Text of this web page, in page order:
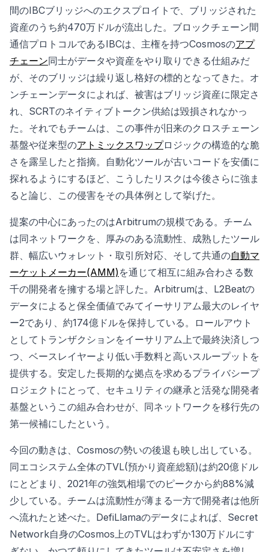
間のIBCブリッジへのエクスプロイトで、ブリッジされた
資産のうち約470万ドルが流出した。ブロックチェーン間
通信プロトコルであるIBCは、主権を持つCosmosのアプ
チェーン同士がデータや資産をやり取りできる仕組みだ
が、そのブリッジは繰り返し格好の標的となってきた。オ
ンチェーンデータによれば、被害はブリッジ資産に限定さ
れ、SCRTのネイティブトークン供給は毀損されなかっ
た。それでもチームは、この事件が旧来のクロスチェーン
基盤や従来型のアトミックスワップロジックの構造的な脆
さを露呈したと指摘。自動化ツールが古いコードを安価に
探れるようにするほど、こうしたリスクは今後さらに強ま
ると論じ、この侵害をその具体例として挙げた。
提案の中心にあったのはArbitrumの規模である。チーム
は同ネットワークを、厚みのある流動性、成熟したツール
群、幅広いウォレット・取引所対応、そして共通の自動マ
ーケットメーカー(AMM)を通じて相互に組み合わさる数
千の開発者を擁する場と評した。Arbitrumは、L2Beatの
データによると保全価値でみてイーサリアム最大のレイヤ
ー2であり、約174億ドルを保持している。ロールアウト
としてトランザクションをイーサリアム上で最終決済しつ
つ、ベースレイヤーより低い手数料と高いスループットを
提供する。安定した長期的な拠点を求めるプライバシープ
ロジェクトにとって、セキュリティの継承と活発な開発者
基盤というこの組み合わせが、同ネットワークを移行先の
第一候補にしたという。
今回の動きは、Cosmosの勢いの後退も映し出している。
同エコシステム全体のTVL(預かり資産総額)は約20億ドル
にとどまり、2021年の強気相場でのピークから約88%減
少している。チームは流動性が薄まる一方で開発者は他所
へ流れたと述べた。DefiLlamaのデータによれば、Secret
Network自身のCosmos上のTVLはわずか130万ドルにす